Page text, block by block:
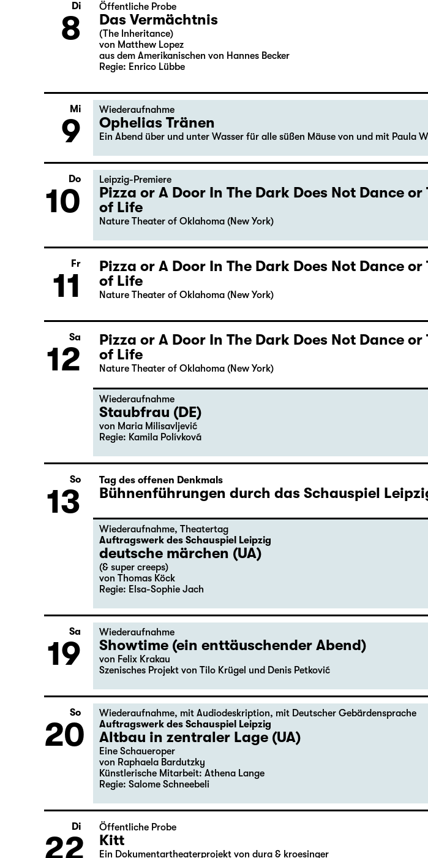
Di
8
Öffentliche Probe
Das Vermächtnis
(The Inheritance)
von Matthew Lopez
aus dem Amerikanischen von Hannes Becker
Regie: Enrico Lübbe
Mi
9
Wiederaufnahme
Ophelias Tränen
Ein Abend über und unter Wasser für alle süßen Mäuse von und mit Paula
Do
10
Leipzig-Premiere
Pizza or A Door In The Dark Does Not Dance
of Life
Nature Theater of Oklahoma (New York)
Fr
11
Pizza or A Door In The Dark Does Not Dance
of Life
Nature Theater of Oklahoma (New York)
Sa
12
Pizza or A Door In The Dark Does Not Dance
of Life
Nature Theater of Oklahoma (New York)
Wiederaufnahme
Staubfrau (DE)
von Maria Milisavljević
Regie: Kamila Polívková
So
13
Tag des offenen Denkmals
Bühnenführungen durch das Schauspiel
Wiederaufnahme, Theatertag
Auftragswerk des Schauspiel Leipzig
deutsche märchen (UA)
(& super creeps)
von Thomas Köck
Regie: Elsa-Sophie Jach
Sa
19
Wiederaufnahme
Showtime (ein enttäuschender Abend)
von Felix Krakau
Szenisches Projekt von Tilo Krügel und Denis Petković
So
20
Wiederaufnahme, mit Audiodeskription, mit Deutscher Gebärdensprache
Auftragswerk des Schauspiel Leipzig
Altbau in zentraler Lage (UA)
Eine Schaueroper
von Raphaela Bardutzky
Künstlerische Mitarbeit: Athena Lange
Regie: Salome Schneebeli
Di
22
Öffentliche Probe
Kitt
Ein Dokumentartheaterprojekt von dura & kroesinger